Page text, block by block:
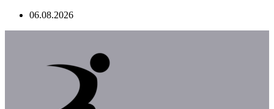
Перейти06.08.2026